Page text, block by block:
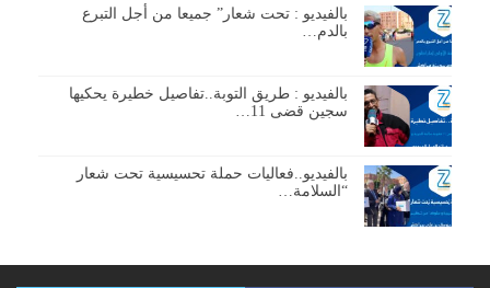
بالفيديو : تحت شعار” جميعا من أجل التبرع
بالدم…
بالفيديو : طريق التوبة..تفاصيل خطيرة يحكيها
سجين قضى 11…
بالفيديو..فعاليات حملة تحسيسية تحت شعار
“السلامة…